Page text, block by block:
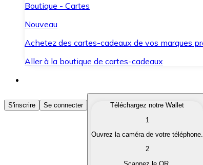
Boutique - Cartes
Nouveau
Achetez des cartes-cadeaux de vos marques
Aller à la boutique de cartes-cadeaux
Acheter des Cryptomonnaies
Achetez les cryptomonnaies qui vous
Convertissez vos cryptomonnaies en monnaie
S'inscrire Se connecter
Téléchargez notre Wallet
1
Ouvrez la caméra de votre téléphone.
2